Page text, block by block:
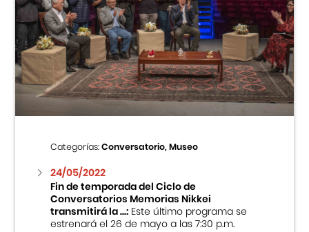
Categorías:Conversatorio, Museo
24/05/2022
Fin de temporada del Ciclo de
Conversatorios Memorias Nikkei
transmitirá la ...:Este último programa se
estrenará el 26 de mayo a las 7:30 p.m.